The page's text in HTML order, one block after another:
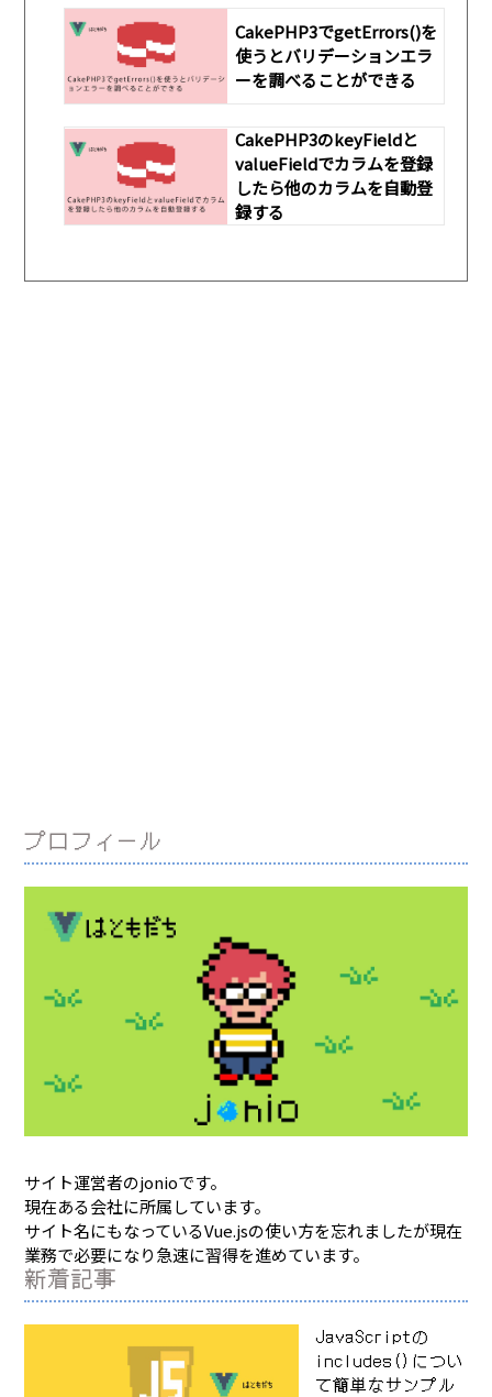
CakePHP3でgetErrors()を
使うとバリデーションエラ
ーを調べることができる
CakePHP3のkeyFieldと
valueFieldでカラムを登録
したら他のカラムを自動登
録する
プロフィール
サイト運営者のjonioです。
現在ある会社に所属しています。
サイト名にもなっているVue.jsの使い方を忘れましたが現在
業務で必要になり急速に習得を進めています。
新着記事
JavaScriptの
includes()につい
て簡単なサンプル